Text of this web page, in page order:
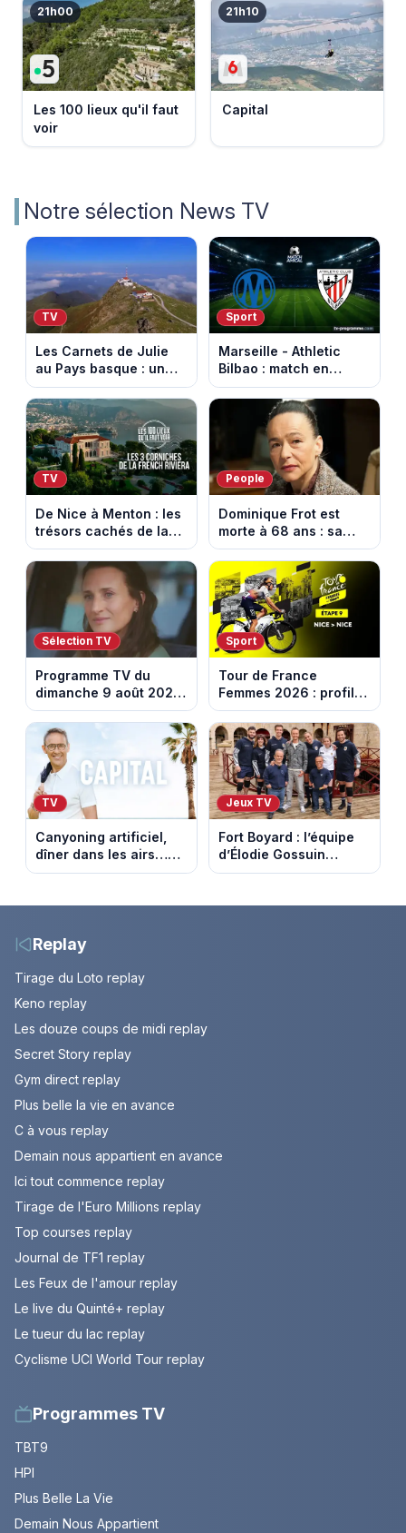
21h00
Les 100 lieux qu'il faut
voir
21h10
Capital
Notre sélection News TV
TV
Les Carnets de Julie
au Pays basque : un
banquet au sommet de
la Rhune
Sport
Marseille - Athletic
Bilbao : match en
direct sur Ligue 1+ à
17h30 (amical du 9
août 2026)
TV
De Nice à Menton : les
trésors cachés de la
French Riviera dévoilés
dans les 100 lieux qu'il
faut voir
People
Dominique Frot est
morte à 68 ans : sa
sœur Catherine Frot
annonce la triste
nouvelle
Sélection TV
Programme TV du
dimanche 9 août 2026
: notre sélection pour
votre soirée télé
Sport
Tour de France
Femmes 2026 : profil
et horaires de la
dernière étape à Nice
TV
Canyoning artificiel,
dîner dans les airs…
les loisirs les plus fous
Capital
Jeux TV
Fort Boyard : l’équipe
d’Élodie Gossuin
termine avec une belle
le Refuge
Replay
Tirage du Loto replay
Keno replay
Les douze coups de midi replay
Secret Story replay
Gym direct replay
Plus belle la vie en avance
C à vous replay
Demain nous appartient en avance
Ici tout commence replay
Tirage de l'Euro Millions replay
Top courses replay
Journal de TF1 replay
Les Feux de l'amour replay
Le live du Quinté+ replay
Le tueur du lac replay
Cyclisme UCI World Tour replay
Programmes TV
TBT9
HPI
Plus Belle La Vie
Demain Nous Appartient